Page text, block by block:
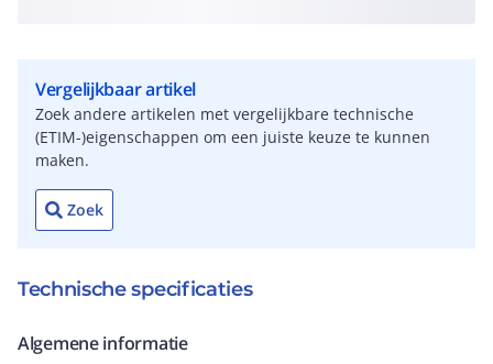
Vergelijkbaar artikel
Zoek andere artikelen met vergelijkbare technische
(ETIM-)eigenschappen om een juiste keuze te kunnen
maken.
Zoek
Technische specificaties
Algemene informatie